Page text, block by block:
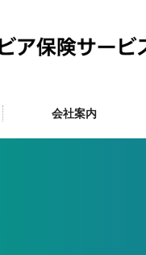
会社案内